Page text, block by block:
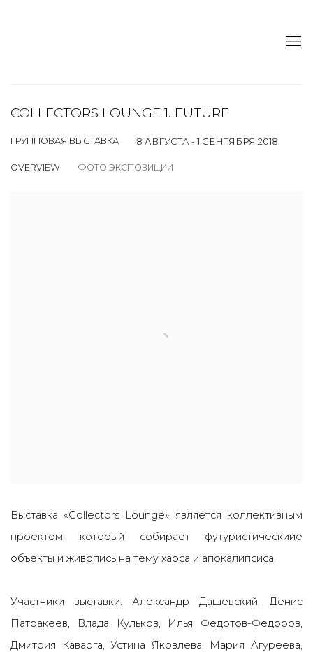
COLLECTORS LOUNGE 1. FUTURE
ГРУППОВАЯ ВЫСТАВКА 8 АВГУСТА - 1 СЕНТЯБРЯ 2018
OVERVIEW ФОТО ЭКСПОЗИЦИИ
Выставка «Collectors Lounge» является коллективным
проектом, который собирает футуристическиие
объекты и живопись на тему хаоса и апокалипсиса.
Участники выставки: Александр Дашевский, Денис
Патракеев, Влада Кульков, Илья Федотов-Федоров,
Дмитрия Каварга, Устина Яковлева, Мария Агуреева,